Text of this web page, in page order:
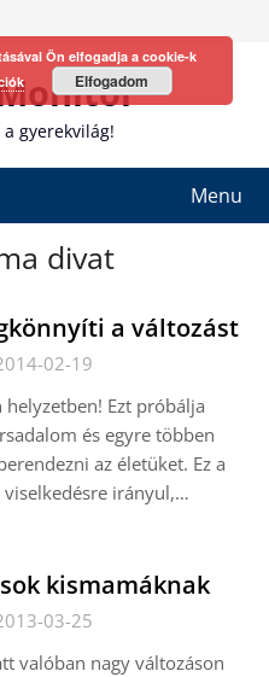
gyerekvilág!
Menu
divat
a változást
02-19
Ezt próbálja
és egyre többen
az életüket. Ez a
viselkedésre irányul,…
kismamáknak
03-25
valóban nagy változáson
Ön elfogadja a cookie-k
Elfogadom